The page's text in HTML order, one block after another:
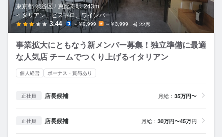
東京都 渋谷区 / 恵比寿駅 243m
イタリアン、ビストロ、ワインバー
3.44 ～￥9,999 ～￥3,999 22席
事業拡大にともなう新メンバー募集！独立準備に最適
な人気店 チームでつくり上げるイタリアン
個人経営 ボーナス・賞与あり
正社員 店長候補 月給： 35万円〜
正社員 店長候補 月給： 30万円〜45万円